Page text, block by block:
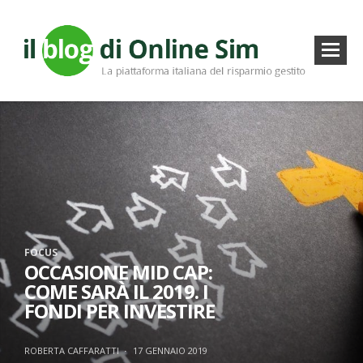
FOCUS
OCCASIONE MID CAP:
COME SARÀ IL 2019. I
FONDI PER INVESTIRE
ROBERTA CAFFARATTI · 17 GENNAIO 2019